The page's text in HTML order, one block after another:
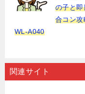
の子と
合コン
WL-A040
関連サイト